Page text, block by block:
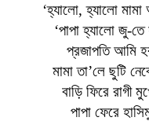
‘হ্যালো, হ্যালো
‘পাপা হ্যালো জু-তে
প্রজাপতি আমি
মামা তা’লে ছুটি
বাড়ি ফিরে রাগী
পাপা ফেরে